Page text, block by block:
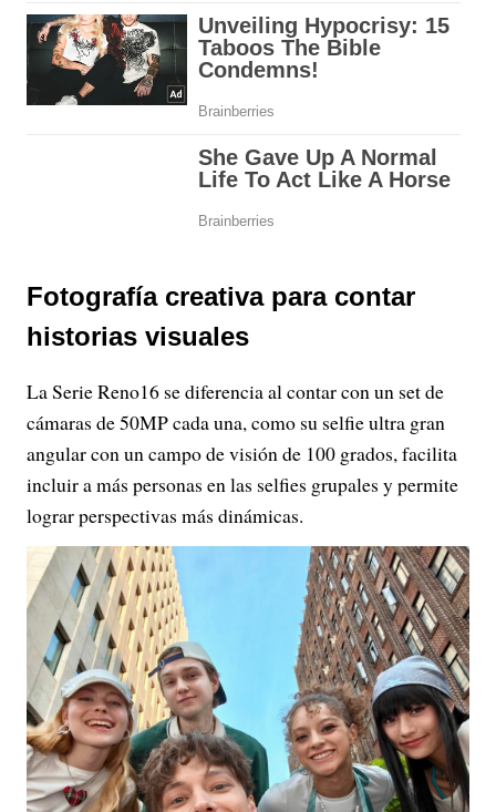
Fotografía creativa para contar
historias visuales
La Serie Reno16 se diferencia al contar con un set de
cámaras de 50MP cada una, como su selfie ultra gran
angular con un campo de visión de 100 grados, facilita
incluir a más personas en las selfies grupales y permite
lograr perspectivas más dinámicas.